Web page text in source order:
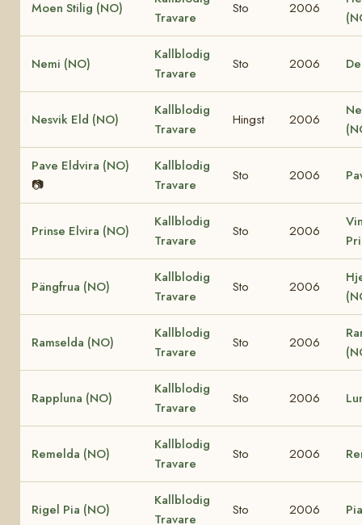
Moen Stilig (NO)
Travare
Sto 2006
Nemi (NO)
Kallblodig
Travare
Sto 2006
Nesvik Eld (NO)
Kallblodig
Travare
Hingst 2006
Pave Eldvira (NO)
📷
Kallblodig
Travare
Sto 2006
Prinse Elvira (NO)
Kallblodig
Travare
Sto 2006
Pängfrua (NO)
Kallblodig
Travare
Sto 2006
Ramselda (NO)
Kallblodig
Travare
Sto 2006
Rappluna (NO)
Kallblodig
Travare
Sto 2006
Remelda (NO)
Kallblodig
Travare
Sto 2006
Rigel Pia (NO)
Kallblodig
Travare
Sto 2006